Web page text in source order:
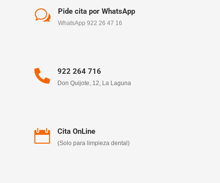
w Pide cita por WhatsApp
WhatsApp 922 26 47 16
 922 264 716
Don Quijote, 12, La Laguna
 Cita OnLine
(Solo para limpieza dental)